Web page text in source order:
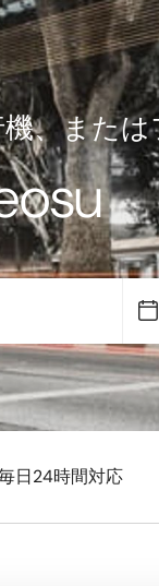
行機、また
日24時間対応